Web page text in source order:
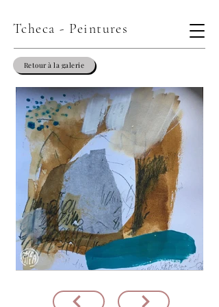
Tcheca - Peintures
Retour à la galerie